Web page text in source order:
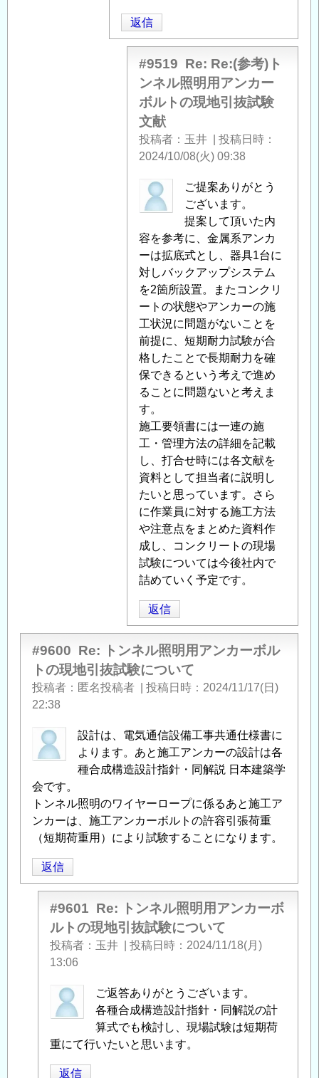
(参
考)
」
返信
#9519 Re: Re:(参考)ト
ンネル照明用アンカー
ボルトの現地引抜試験
文献
投稿者 玉井
投稿日時
2024/10/08(火) 09:38
中
筋
之
に
よ
る
「 Re:
(参
考)
ト
ン
ネ
ル
照
明
用
ア
ン
カ
ー
ボ
ル
ト
現
地
引
抜
試
献」
へ
の
信
ご提案ありがとう
ございます。
提案して頂いた内
容を参考に、金属系アンカ
ーは拡底式とし、器具1台に
対しバックアップシステム
を2箇所設置。またコンクリ
ートの状態やアンカーの施
工状況に問題がないことを
前提に、短期耐力試験が合
格したことで長期耐力を確
保できるという考えで進め
ることに問題ないと考えま
す。
施工要領書には一連の施
工・管理方法の詳細を記載
し、打合せ時には各文献を
資料として担当者に説明し
たいと思っています。さら
に作業員に対する施工方法
や注意点をまとめた資料作
成し、コンクリートの現場
試験については今後社内で
詰めていく予定です。
返信
#9600 Re: トンネル照明用アンカーボル
トの現地引抜試験について
投稿者 匿名投稿者 投稿日時
2024/11/17(日)
22:38
設計は、電気通信設備工事共通仕様書に
よります。あと施工アンカーの設計は各
種合成構造設計指針・同解説 日本建築学
会です。
トンネル照明のワイヤーロープに係るあと施工ア
ンカーは、施工アンカーボルトの許容引張荷重
（短期荷重用）により試験することになります。
返信
#9601 Re: トンネル照明用アンカーボ
ルトの現地引抜試験について
投稿者 玉井 投稿日時
2024/11/18(月)
13:06
匿
名
稿
ご返答ありがとうございます。
各種合成構造設計指針・同解説の計
算式でも検討し、現場試験は短期荷
重にて行いたいと思います。
返信